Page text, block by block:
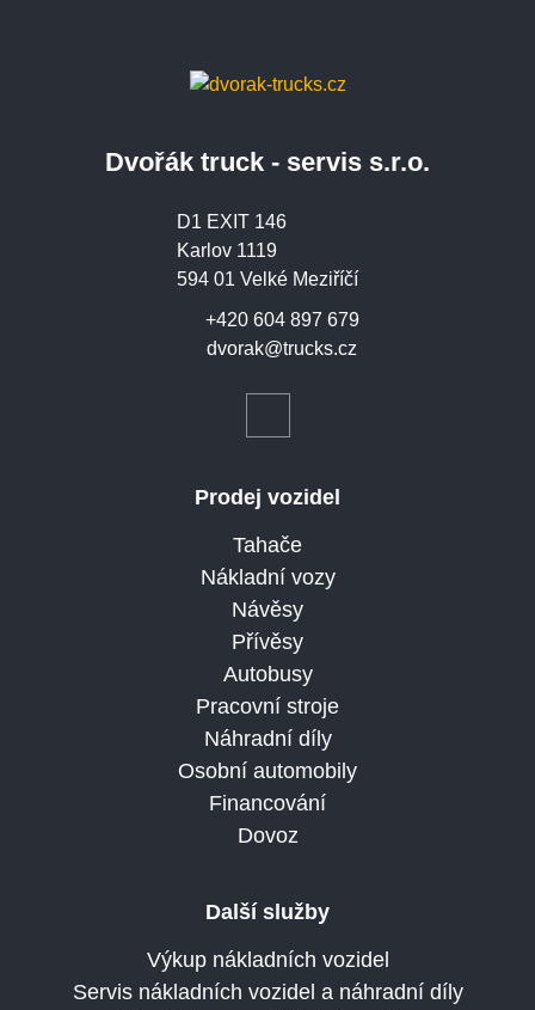
Dvořák truck - servis s.r.o.
dvorak@trucks.cz
+420 604 897 679
D1 EXIT 146
Karlov 1119
594 01 Velké Meziříčí
Prodej vozidel
Tahače
Nákladní vozy
Návěsy
Přívěsy
Autobusy
Pracovní stroje
Náhradní díly
Osobní automobily
Financování
Dovoz
Další služby
Výkup nákladních vozidel
Servis nákladních vozidel a náhradní díly